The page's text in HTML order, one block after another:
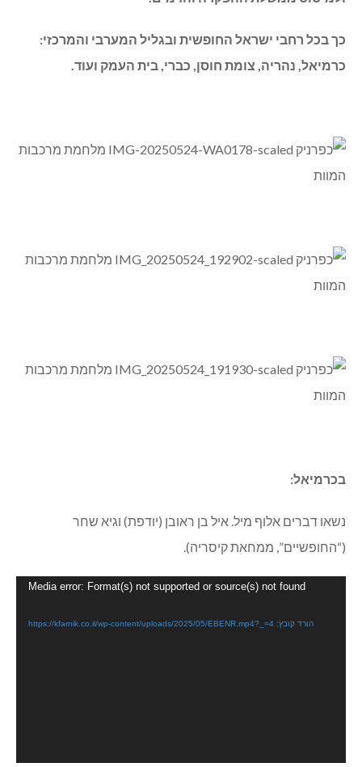
כך בכל רחבי ישראל החופשית ובגליל המערבי והמרכזי:
כרמיאל, נהריה, צומת חוסן, כברי, בית העמק ועוד.
בכרמיאל:
נשאו דברים אלוף מיל. איל בן ראובן (יודפת) וגיא שחר
(“החופשיים”, ממחאת קיסריה).
Media error: Format(s) not supported or source(s) not found
הורד קובץ: https://kfarnik.co.il/wp-content/uploads/2025/05/EBENR.mp4?_=4